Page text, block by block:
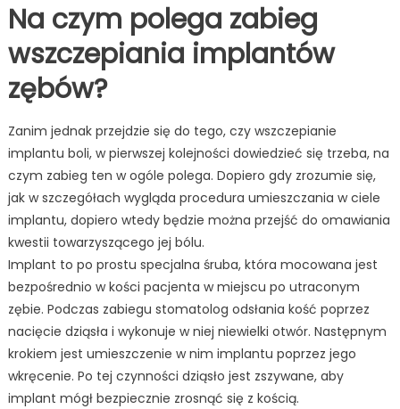
Na czym polega zabieg
wszczepiania implantów
zębów?
Zanim jednak przejdzie się do tego, czy wszczepianie
implantu boli, w pierwszej kolejności dowiedzieć się trzeba, na
czym zabieg ten w ogóle polega. Dopiero gdy zrozumie się,
jak w szczegółach wygląda procedura umieszczania w ciele
implantu, dopiero wtedy będzie można przejść do omawiania
kwestii towarzyszącego jej bólu.
Implant to po prostu specjalna śruba, która mocowana jest
bezpośrednio w kości pacjenta w miejscu po utraconym
zębie. Podczas zabiegu stomatolog odsłania kość poprzez
nacięcie dziąsła i wykonuje w niej niewielki otwór. Następnym
krokiem jest umieszczenie w nim implantu poprzez jego
wkręcenie. Po tej czynności dziąsło jest zszywane, aby
implant mógł bezpiecznie zrosnąć się z kością.